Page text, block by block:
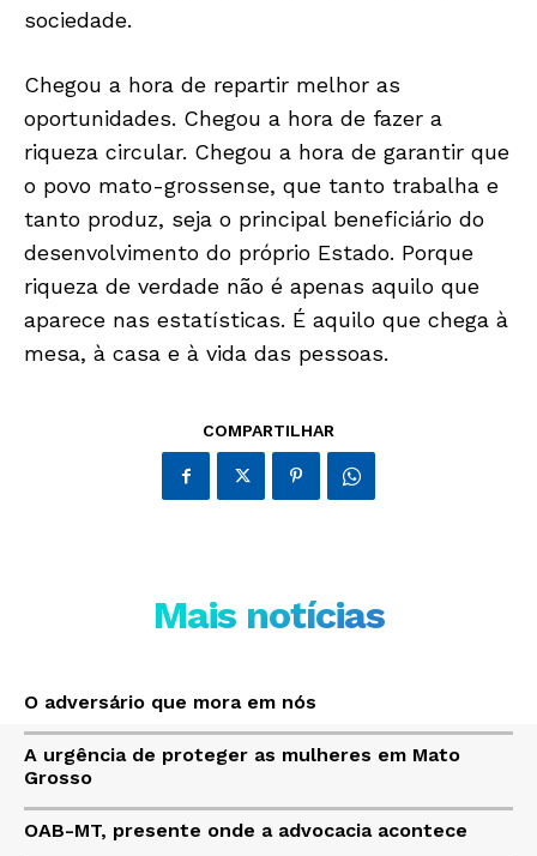
sociedade.
Chegou a hora de repartir melhor as
oportunidades. Chegou a hora de fazer a
riqueza circular. Chegou a hora de garantir que
o povo mato-grossense, que tanto trabalha e
tanto produz, seja o principal beneficiário do
desenvolvimento do próprio Estado. Porque
riqueza de verdade não é apenas aquilo que
aparece nas estatísticas. É aquilo que chega à
mesa, à casa e à vida das pessoas.
COMPARTILHAR
Mais notícias
O adversário que mora em nós
A urgência de proteger as mulheres em Mato
Grosso
OAB-MT, presente onde a advocacia acontece